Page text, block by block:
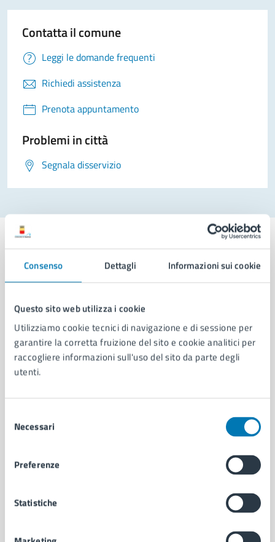
Consenso Dettagli Informazioni sui cookie
Questo sito web utilizza i cookie
Utilizziamo cookie tecnici di navigazione e di sessione per
garantire la corretta fruizione del sito e cookie analitici per
raccogliere informazioni sull'uso del sito da parte degli
utenti.
delNecessari
Preferenze
Statistiche
Contatta il comune
Leggi le domande frequenti
Richiedi assistenza
Prenota appuntamento
Problemi in città
Segnala disservizio
Comune di Napoli
AMMINISTRAZIONE
Aree amministrative
Organi di governo
Municipalità
Personale amministrativo
Intranet, posta aziendale e protocollo
CATEGORIE DI SERVIZIO
Anagrafe e stato civile